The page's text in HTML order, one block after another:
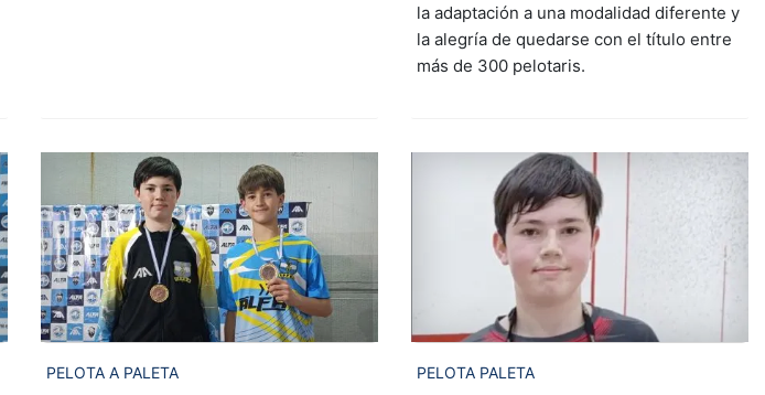
la adaptación a una modalidad diferente y
la alegría de quedarse con el título entre
más de 300 pelotaris.
PELOTA A PALETA PELOTA PALETA